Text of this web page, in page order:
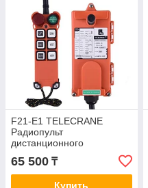
F21-E1 TELECRANE
Радиопульт
дистанционного
управления кранами
AC/DC 36V -480V
65 500 ₸
Купить